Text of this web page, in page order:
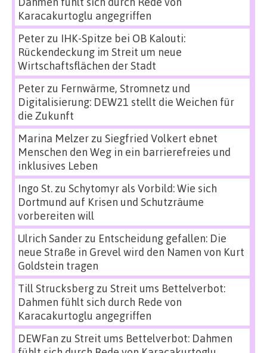
Karacakurtoglu angegriffen
Peterzu IHK-Spitze bei OB Kalouti:
Rückendeckung im Streit um neue
Wirtschaftsflächen der Stadt
Peterzu Fernwärme, Stromnetz und
Digitalisierung: DEW21 stellt die Weichen für
die Zukunft
Marina Melzerzu Siegfried Volkert ebnet
Menschen den Weg in ein barrierefreies und
inklusives Leben
Ingo St.zu Schytomyr als Vorbild: Wie sich
Dortmund auf Krisen und Schutzräume
vorbereiten will
Ulrich Sanderzu Entscheidung gefallen: Die
neue Straße in Grevel wird den Namen von Kurt
Goldstein tragen
Till Strucksbergzu Streit ums Bettelverbot:
Dahmen fühlt sich durch Rede von
Karacakurtoglu angegriffen
DEWFan zu Streit ums Bettelverbot: Dahmen